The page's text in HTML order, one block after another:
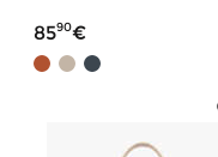
8590